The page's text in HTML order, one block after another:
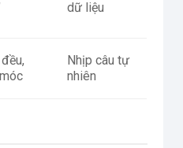
dữ liệu
Nhịp câu tự
nhiên